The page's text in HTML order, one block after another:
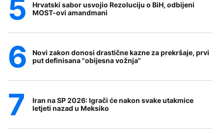
Hrvatski sabor usvojio Rezoluciju o BiH, odbijeni
MOST-ovi amandmani
Novi zakon donosi drastične kazne za prekršaje, prvi
put definisana "obijesna vožnja"
Iran na SP 2026: Igrači će nakon svake utakmice
letjeti nazad u Meksiko